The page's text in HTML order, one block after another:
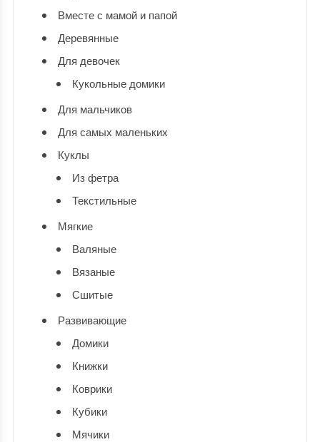
Вместе с мамой и папой
Деревянные
Для девочек
Кукольные домики
Для мальчиков
Для самых маленьких
Куклы
Из фетра
Текстильные
Мягкие
Валяные
Вязаные
Сшитые
Развивающие
Домики
Книжки
Коврики
Кубики
Мячики